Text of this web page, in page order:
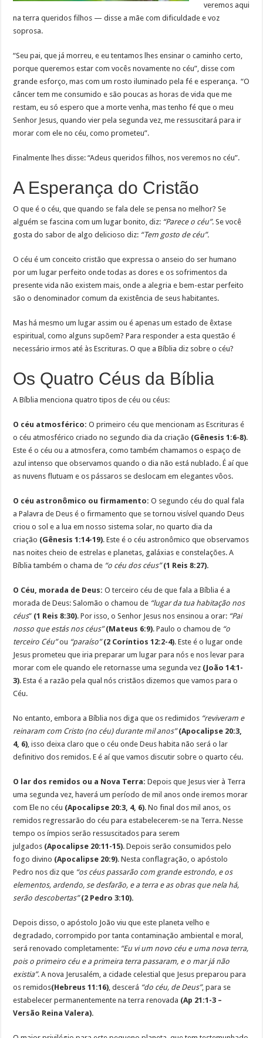
veremos aqui
na terra queridos filhos — disse a mãe com dificuldade e voz
soprosa.
“Seu pai, que já morreu, e eu tentamos lhes ensinar o caminho certo,
porque queremos estar com vocês novamente no céu”, disse com
grande esforço, mas com um rosto iluminado pela fé e esperança. “O
câncer tem me consumido e são poucas as horas de vida que me
restam, eu só espero que a morte venha, mas tenho fé que o meu
Senhor Jesus, quando vier pela segunda vez, me ressuscitará para ir
morar com ele no céu, como prometeu”.
Finalmente lhes disse: “Adeus queridos filhos, nos veremos no céu”.
A Esperança do Cristão
O que é o céu, que quando se fala dele se pensa no melhor? Se
alguém se fascina com um lugar bonito, diz: “Parece o céu”. Se você
gosta do sabor de algo delicioso diz: “Tem gosto de céu”.
O céu é um conceito cristão que expressa o anseio do ser humano
por um lugar perfeito onde todas as dores e os sofrimentos da
presente vida não existem mais, onde a alegria e bem-estar perfeito
são o denominador comum da existência de seus habitantes.
Mas há mesmo um lugar assim ou é apenas um estado de êxtase
espiritual, como alguns supõem? Para responder a esta questão é
necessário irmos até às Escrituras. O que a Bíblia diz sobre o céu?
Os Quatro Céus da Bíblia
A Bíblia menciona quatro tipos de céu ou céus:
O céu atmosférico: O primeiro céu que mencionam as Escrituras é
o céu atmosférico criado no segundo dia da criação (Gênesis 1:6-8).
Este é o céu ou a atmosfera, como também chamamos o espaço de
azul intenso que observamos quando o dia não está nublado. É aí que
as nuvens flutuam e os pássaros se deslocam em elegantes vôos.
O céu astronômico ou firmamento: O segundo céu do qual fala
a Palavra de Deus é o firmamento que se tornou visível quando Deus
criou o sol e a lua em nosso sistema solar, no quarto dia da
criação (Gênesis 1:14-19). Este é o céu astronômico que observamos
nas noites cheio de estrelas e planetas, galáxias e constelações. A
Bíblia também o chama de “o céu dos céus” (1 Reis 8:27).
O Céu, morada de Deus: O terceiro céu de que fala a Bíblia é a
morada de Deus: Salomão o chamou de “lugar da tua habitação nos
céus” (1 Reis 8:30). Por isso, o Senhor Jesus nos ensinou a orar: “Pai
nosso que estás nos céus”(Mateus 6:9). Paulo o chamou de “o
terceiro Céu”ou “paraíso”(2 Coríntios 12:2-4). Este é o lugar onde
Jesus prometeu que iria preparar um lugar para nós e nos levar para
morar com ele quando ele retornasse uma segunda vez (João 14:1-
3). Esta é a razão pela qual nós cristãos dizemos que vamos para o
Céu.
No entanto, embora a Bíblia nos diga que os redimidos “reviveram e
reinaram com Cristo (no céu) durante mil anos” (Apocalipse 20:3,
4, 6), isso deixa claro que o céu onde Deus habita não será o lar
definitivo dos remidos. E é aí que vamos discutir sobre o quarto céu.
O lar dos remidos ou a Nova Terra: Depois que Jesus vier à Terra
uma segunda vez, haverá um período de mil anos onde iremos morar
com Ele no céu (Apocalipse 20:3, 4, 6). No final dos mil anos, os
remidos regressarão do céu para estabelecerem-se na Terra. Nesse
tempo os ímpios serão ressuscitados para serem
julgados (Apocalipse 20:11-15). Depois serão consumidos pelo
fogo divino (Apocalipse 20:9). Nesta conflagração, o apóstolo
Pedro nos diz que “os céus passarão com grande estrondo, e os
elementos, ardendo, se desfarão, e a terra e as obras que nela há,
serão descobertas”(2 Pedro 3:10).
Depois disso, o apóstolo João viu que este planeta velho e
degradado, corrompido por tanta contaminação ambiental e moral,
será renovado completamente: “Eu vi um novo céu e uma nova terra,
pois o primeiro céu e a primeira terra passaram, e o mar já não
existia”. A nova Jerusalém, a cidade celestial que Jesus preparou para
os remidos(Hebreus 11:16), descerá “do céu, de Deus”, para se
estabelecer permanentemente na terra renovada (Ap 21:1-3 –
Versão Reina Valera).